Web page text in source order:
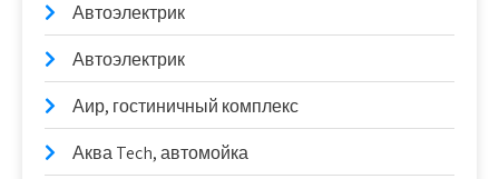
Автоэлектрик
Автоэлектрик
Аир, гостиничный комплекс
Аква Tech, автомойка